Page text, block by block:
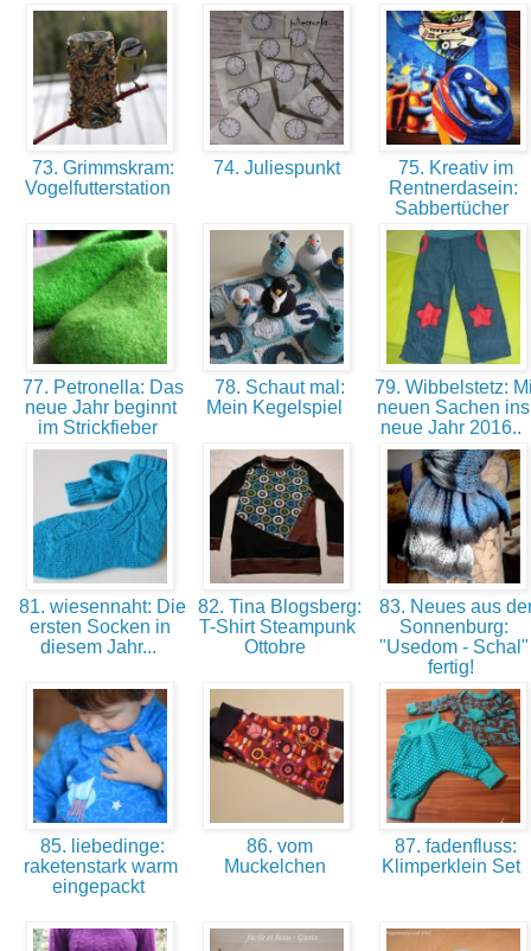
73. Grimmskram:
Vogelfutterstation
74. Juliespunkt
75. Kreativ im
Rentnerdasein:
Sabbertücher
77. Petronella: Das
neue Jahr beginnt
im Strickfieber
78. Schaut mal:
Mein Kegelspiel
79. Wibbelstetz:
neuen Sachen ins
neue Jahr 2016..
81. wiesennaht: Die
ersten Socken in
diesem Jahr...
82. Tina Blogsberg:
T-Shirt Steampunk
Ottobre
83. Neues aus
Sonnenburg:
"Usedom - Schal"
fertig!
85. liebedinge:
raketenstark warm
eingepackt
86. vom
Muckelchen
87. fadenfluss:
Klimperklein Set